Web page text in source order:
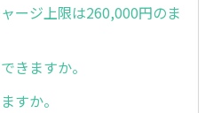
ージ上限は260,000円のま
きますか。
すか。